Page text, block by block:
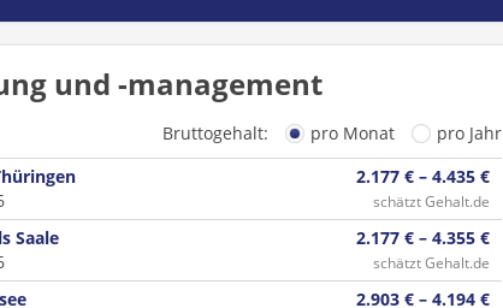
und -management
Bruttogehalt: pro Monat
pro Jahr
2.177 € – 4.435 €
schätzt Gehalt.de
Saale
2.177 € – 4.355 €
schätzt Gehalt.de
2.903 € – 4.194 €